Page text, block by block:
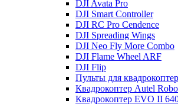
DJI Avata Pro
DJI Smart Controller
DJI RC Pro Cendence
DJI Spreading Wings
DJI Neo Fly More Combo
DJI Flame Wheel ARF
DJI Flip
Пульты для
Квадрокоптер Autel
Квадрокоптер EVO II